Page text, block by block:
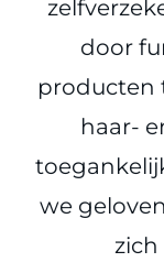
door
producten
haar-
we
zich